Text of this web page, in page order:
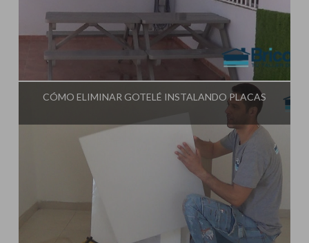
Tu Taller de Bricolaje
CÓMO ELIMINAR GOTELÉ INSTALANDO PLACAS